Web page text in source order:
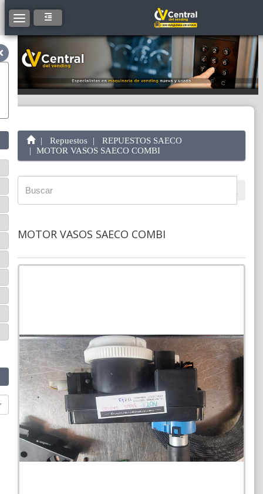
Toggle navigation
Repuestos
REPUESTOS SAECO
MOTOR VASOS SAECO COMBI
MOTOR VASOS SAECO COMBI